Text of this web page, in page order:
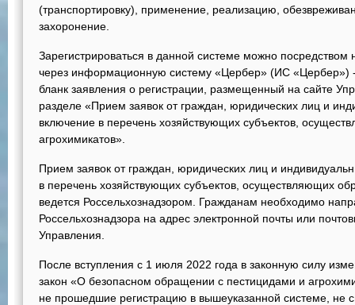
(транспортировку), применение, реализацию,
захоронение.
Зарегистрироваться в данной системе можно посредством
через информационную систему «Цербер» (ИС «Цербер»)
бланк заявления о регистрации, размещенный на сайте
разделе «Прием заявок от граждан, юридических лиц и
включение в перечень хозяйствующих субъектов,
агрохимикатов».
Прием заявок от граждан, юридических лиц и
в перечень хозяйствующих субъектов, осуществляющих
ведется Россельхознадзором. Гражданам необходимо
Россельхознадзора на адрес электронной почты или
Управления.
После вступления с 1 июля 2022 года в законную силу
закон «О безопасном обращении с пестицидами и
не прошедшие регистрацию в вышеуказанной системе, не